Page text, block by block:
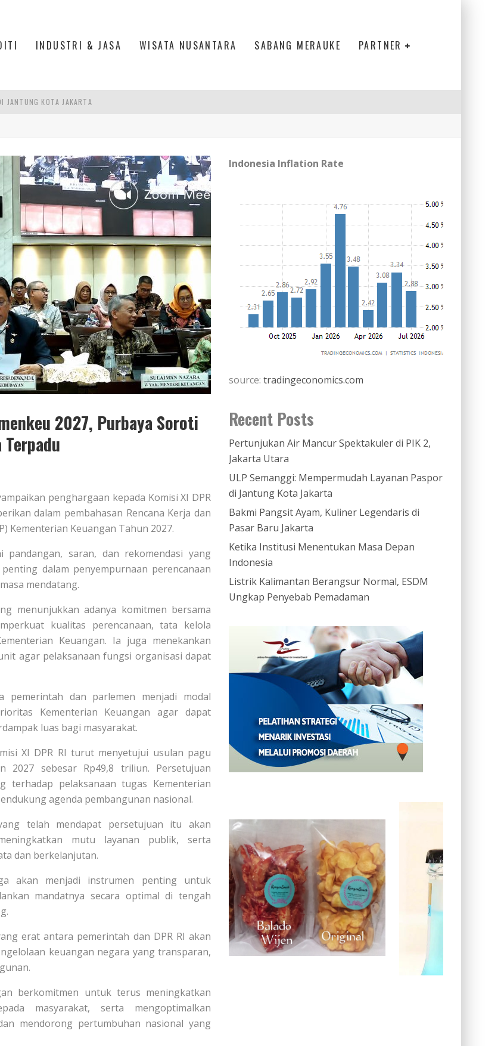
INDUSTRI & JASA WISATA NUSANTARA SABANG MERAUKE PARTNER
JANTUNG KOTA JAKARTA
BARU JAKARTA
2027, Purbaya Soroti
penghargaan kepada Komisi XI DPR
dalam pembahasan Rencana Kerja dan
Kementerian Keuangan Tahun 2027.
pandangan, saran, dan rekomendasi yang
dalam penyempurnaan perencanaan
mendatang.
menunjukkan adanya komitmen bersama
kualitas perencanaan, tata kelola
Keuangan. Ia juga menekankan
agar pelaksanaan fungsi organisasi dapat
pemerintah dan parlemen menjadi modal
Kementerian Keuangan agar dapat
luas bagi masyarakat.
XI DPR RI turut menyetujui usulan pagu
2027 sebesar Rp49,8 triliun. Persetujuan
pelaksanaan tugas Kementerian
agenda pembangunan nasional.
telah mendapat persetujuan itu akan
mutu layanan publik, serta
dan berkelanjutan.
akan menjadi instrumen penting untuk
mandatnya secara optimal di tengah
erat antara pemerintah dan DPR RI akan
keuangan negara yang transparan,
berkomitmen untuk terus meningkatkan
masyarakat, serta mengoptimalkan
mendorong pertumbuhan nasional yang
Indonesia Inflation Rate
source: tradingeconomics.com
Recent Posts
Pertunjukan Air Mancur Spektakuler di PIK 2,
Jakarta Utara
ULP Semanggi: Mempermudah Layanan Paspor
di Jantung Kota Jakarta
Bakmi Pangsit Ayam, Kuliner Legendaris di
Pasar Baru Jakarta
Ketika Institusi Menentukan Masa Depan
Indonesia
Listrik Kalimantan Berangsur Normal, ESDM
Ungkap Penyebab Pemadaman